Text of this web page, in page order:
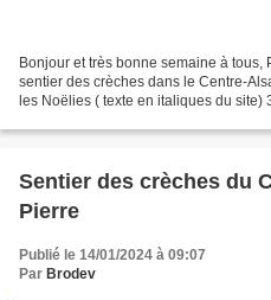
Bonjour et très bonne semaine à
sentier des crèches dans le Centre-
les Noëlies ( texte en italiques du site)
Sentier des crèches du
Pierre
Publié le 14/01/2024 à 09:07
Par Brodev